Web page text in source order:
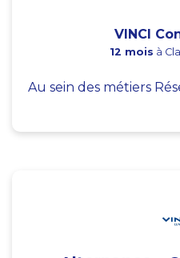
VINCI
12 mois à
Au sein des métiers